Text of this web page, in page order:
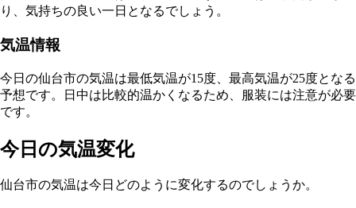
り、気持ちの良い一日となるでしょう。
気温情報
今日の仙台市の気温は最低気温が15度、最高気温が25度となる
予想です。日中は比較的温かくなるため、服装には注意が必要
です。
今日の気温変化
仙台市の気温は今日どのように変化するのでしょうか。